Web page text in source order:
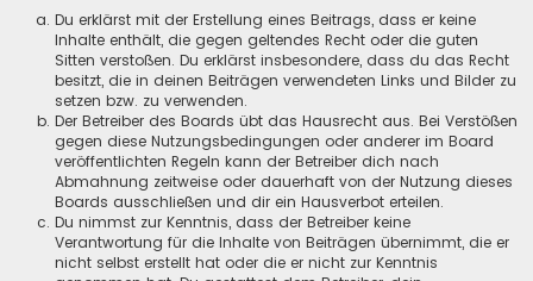
Du erklärst mit der Erstellung eines Beitrags, dass er keine
Inhalte enthält, die gegen geltendes Recht oder die guten
Sitten verstoßen. Du erklärst insbesondere, dass du das Recht
besitzt, die in deinen Beiträgen verwendeten Links und Bilder zu
setzen bzw. zu verwenden.
Der Betreiber des Boards übt das Hausrecht aus. Bei Verstößen
gegen diese Nutzungsbedingungen oder anderer im Board
veröffentlichten Regeln kann der Betreiber dich nach
Abmahnung zeitweise oder dauerhaft von der Nutzung dieses
Boards ausschließen und dir ein Hausverbot erteilen.
Du nimmst zur Kenntnis, dass der Betreiber keine
Verantwortung für die Inhalte von Beiträgen übernimmt, die er
nicht selbst erstellt hat oder die er nicht zur Kenntnis